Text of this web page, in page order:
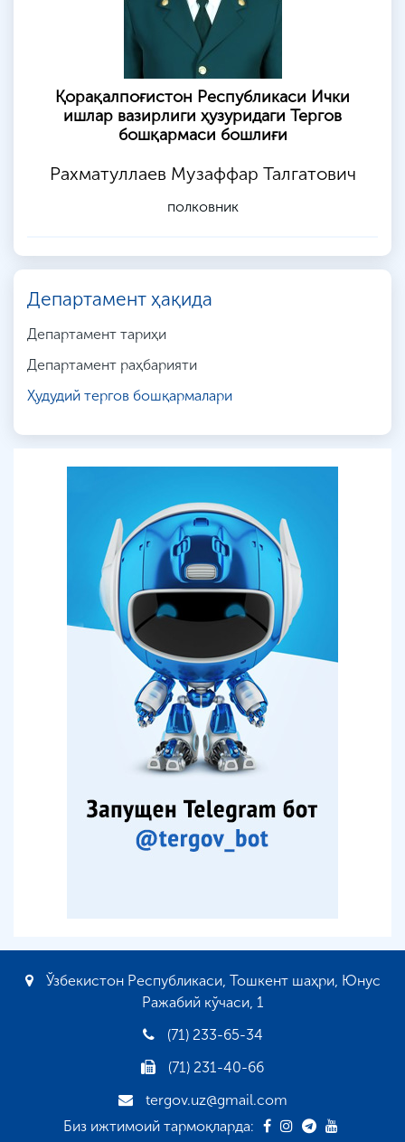
Қорақалпоғистон Республикаси Ички
ишлар вазирлиги ҳузуридаги Тергов
бошқармаси бошлиғи
Рахматуллаев Музаффар Талгатович
полковник
Департамент ҳақида
Департамент тариҳи
Департамент раҳбарияти
Ҳудудий тергов бошқармалари
Ўзбекистон Республикаси, Тошкент шаҳри, Юнус
Ражабий кўчаси, 1
(71) 233-65-34
(71) 231-40-66
tergov.uz@gmail.com
Биз ижтимоий тармоқларда: